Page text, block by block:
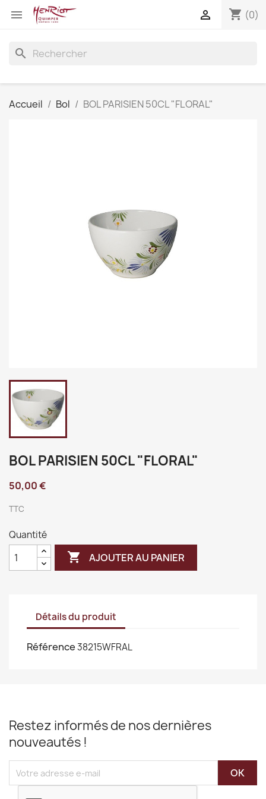
 shopping_cart (0)

search
Accueil Bol BOL PARISIEN 50CL "FLORAL"
BOL PARISIEN 50CL "FLORAL"
50,00 €
TTC
Quantité
 AJOUTER AU PANIER
Détails du produit
Référence38215WFRAL
Restez informés de nos dernières
nouveautés !